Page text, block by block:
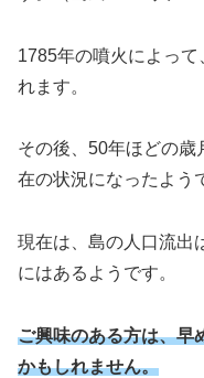
1785年の噴火によっ
れます。
その後、50年ほどの歳
在の状況になったよう
現在は、島の人口流出
にはあるようです。
ご興味のある方は、早
かもしれません。